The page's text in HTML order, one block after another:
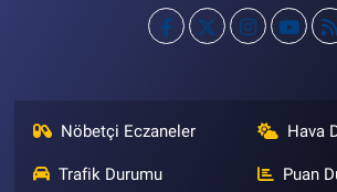
Nöbetçi Eczaneler Hava
Trafik Durumu Puan